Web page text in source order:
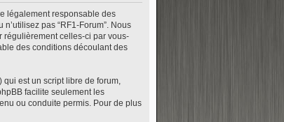
légalement responsable des
pas “RF1-Forum”. Nous
régulièrement celles-ci par vous-
des conditions découlant des
qui est un script libre de forum,
facilite seulement les
ou conduite permis. Pour de plus